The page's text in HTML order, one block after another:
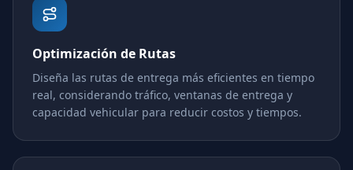
Optimización de Rutas
Diseña las rutas de entrega más eficientes en tiempo
real, considerando tráfico, ventanas de entrega y
capacidad vehicular para reducir costos y tiempos.